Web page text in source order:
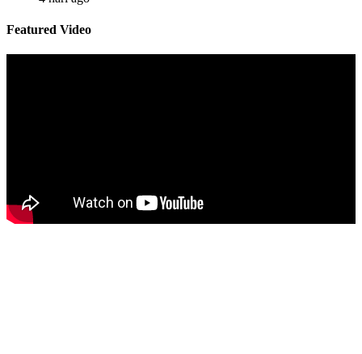
Featured Video